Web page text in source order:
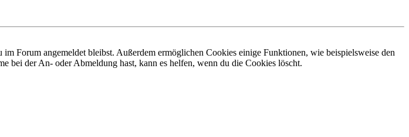
Forum angemeldet bleibst. Außerdem ermöglichen Cookies einige Funktionen, wie beispielsweise den
bei der An- oder Abmeldung hast, kann es helfen, wenn du die Cookies löscht.